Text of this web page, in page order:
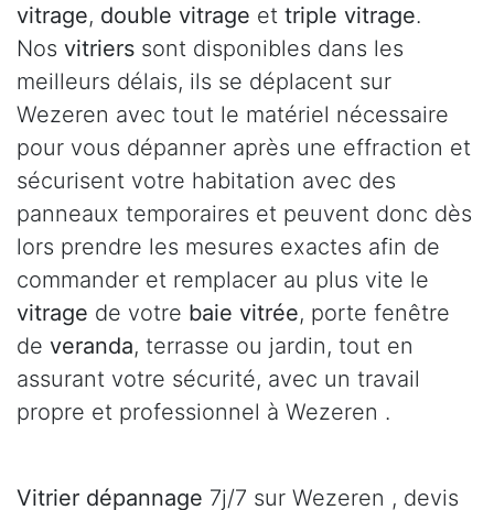
vitrage, double vitrage et triple vitrage.
Nos vitriers sont disponibles dans les
meilleurs délais, ils se déplacent sur
Wezeren avec tout le matériel nécessaire
pour vous dépanner après une effraction et
sécurisent votre habitation avec des
panneaux temporaires et peuvent donc dès
lors prendre les mesures exactes afin de
commander et remplacer au plus vite le
vitrage de votre baie vitrée, porte fenêtre
de veranda, terrasse ou jardin, tout en
assurant votre sécurité, avec un travail
propre et professionnel à Wezeren .
Vitrier dépannage 7j/7 sur Wezeren , devis